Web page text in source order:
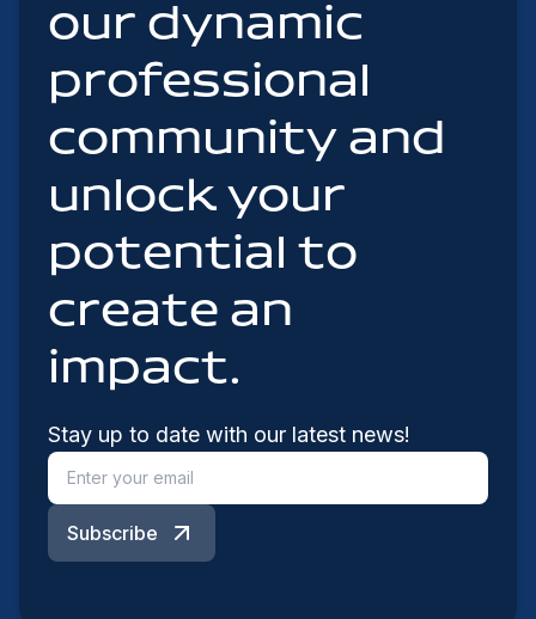
our dynamic
professional
community and
unlock your
potential to
create an
impact.
Stay up to date with our latest news!
Subscribe